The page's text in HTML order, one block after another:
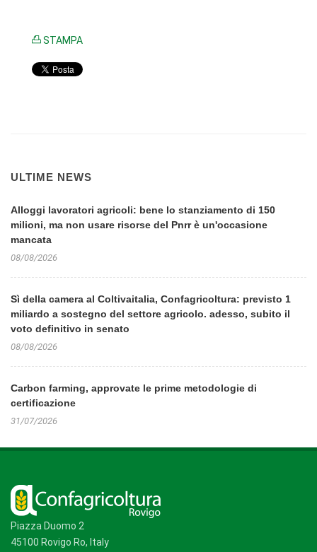
STAMPA
ULTIME NEWS
Alloggi lavoratori agricoli: bene lo stanziamento di 150
milioni, ma non usare risorse del Pnrr è un'occasione
mancata
08/08/2026
Sì della camera al Coltivaitalia, Confagricoltura: previsto 1
miliardo a sostegno del settore agricolo. adesso, subito il
voto definitivo in senato
08/08/2026
Carbon farming, approvate le prime metodologie di
certificazione
31/07/2026
Piazza Duomo 2
45100 Rovigo Ro, Italy